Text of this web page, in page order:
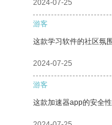
2024-07-25
游客
这款学习软件的社区氛
2024-07-25
游客
这款加速器app的安全